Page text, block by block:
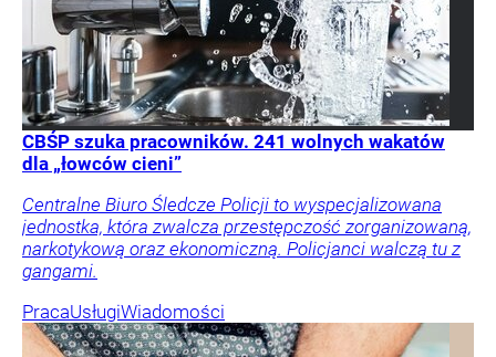
CBŚP szuka pracowników. 241 wolnych wakatów
dla „łowców cieni”
Centralne Biuro Śledcze Policji to wyspecjalizowana
jednostka, która zwalcza przestępczość zorganizowaną,
narkotykową oraz ekonomiczną. Policjanci walczą tu z
gangami.
PracaUsługiWiadomości